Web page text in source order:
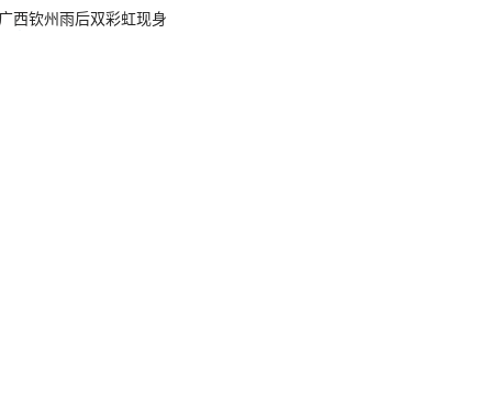
广西钦州雨后双彩虹现身